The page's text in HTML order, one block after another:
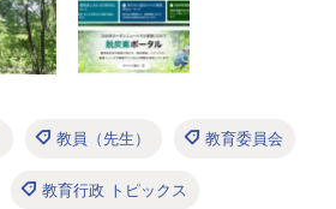
教員（先生） 教育委員会
教育行政 トピックス